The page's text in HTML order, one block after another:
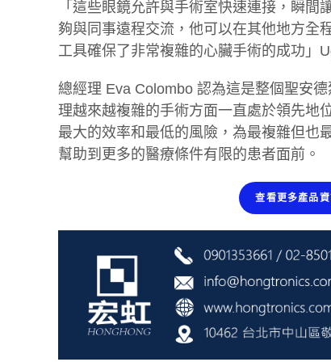
「這些眼鏡允許與手術室快速連接，瞬
夠與同事遠程交流，他可以在其他地方全
工具確保了非常複雜的心臟手術的成功」
總經理 Eva Colombo 認為這是整個聖安
理越來越複雜的手術方面一直處於領先地
最大的效率和最低的風險，為最複雜但也
幫助到更多的醫療條件有限的患者面前。
查看更多產品